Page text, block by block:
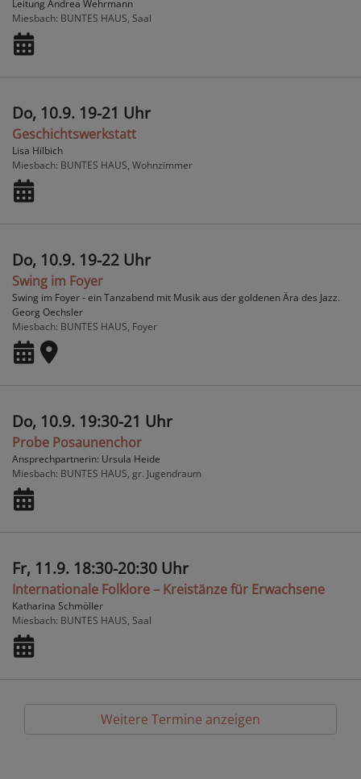
Leitung Andrea Wehrmann
Miesbach BUNTES HAUS, Saal
Do, 10.9. 19-21 Uhr
Geschichtswerkstatt
Lisa Hilbich
Miesbach BUNTES HAUS, Wohnzimmer
Do, 10.9. 19-22 Uhr
Swing im Foyer
Swing im Foyer - ein Tanzabend mit Musik aus der goldenen Ära des Jazz.
Georg Oechsler
Miesbach BUNTES HAUS, Foyer
Do, 10.9. 19:30-21 Uhr
Probe Posaunenchor
Ansprechpartnerin: Ursula Heide
Miesbach BUNTES HAUS, gr. Jugendraum
Fr, 11.9. 18:30-20:30 Uhr
Internationale Folklore – Kreistänze für Erwachsene
Katharina Schmöller
Miesbach BUNTES HAUS, Saal
Weitere Termine anzeigen